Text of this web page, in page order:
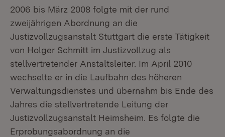
2006 bis März 2008 folgte mit der rund
zweijährigen Abordnung an die
Justizvollzugsanstalt Stuttgart die erste Tätigkeit
von Holger Schmitt im Justizvollzug als
stellvertretender Anstaltsleiter. Im April 2010
wechselte er in die Laufbahn des höheren
Verwaltungsdienstes und übernahm bis Ende des
Jahres die stellvertretende Leitung der
Justizvollzugsanstalt Heimsheim. Es folgte die
Erprobungsabordnung an die